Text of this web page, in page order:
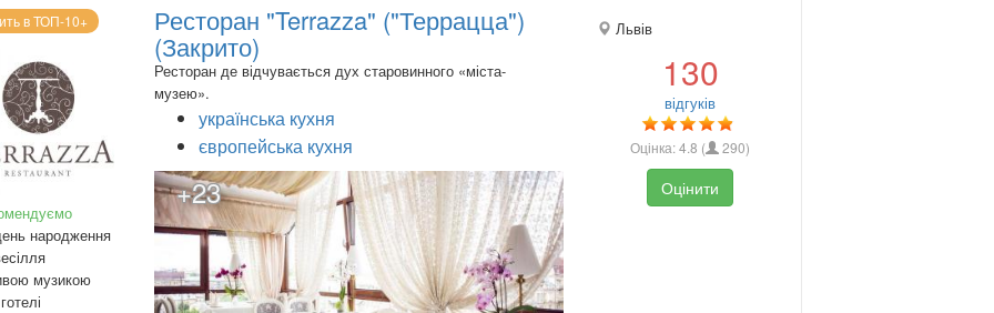
в ТОП-10+
народження
музикою
Ресторан "Terrazza" ("Террацца")
(Закрито)
Ресторан де відчувається дух старовинного «міста-
музею».
українська кухня
європейська кухня
+23
Львів
130
відгуків
Оцінка:4.8 ( 290)
Оцінити